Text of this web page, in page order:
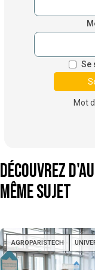
Se
Mot
Découvrez
même sujet
AGROPARISTECH